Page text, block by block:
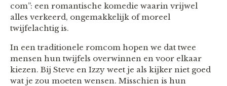
com”: een romantische komedie waarin vrijwel
alles verkeerd, ongemakkelijk of moreel
twijfelachtig is.
In een traditionele romcom hopen we dat twee
mensen hun twijfels overwinnen en voor elkaar
kiezen. Bij Steve en Izzy weet je als kijker niet goed
wat je zou moeten wensen. Misschien is hun